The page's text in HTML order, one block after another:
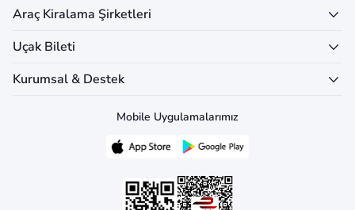
Araç Kiralama Şirketleri
Uçak Bileti
Kurumsal & Destek
Mobile Uygulamalarımız